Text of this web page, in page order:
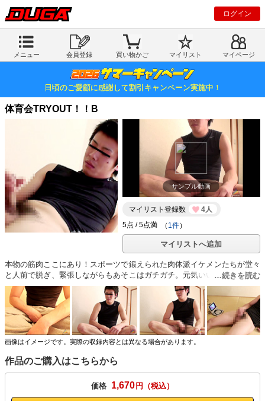
ログイン
メニュー 会員登録 買い物かご マイリスト マイページ
日頃のご愛顧に感謝して割引キャンペーン実施中！
体育会TRYOUT！！B
サンプル動画
マイリスト登録数
4人
（ 1件）
マイリストへ追加
本物の筋肉ここにあり！スポーツで鍛えられた肉体派イケメンたちが堂々
と人前で脱ぎ、緊張しながらもあそこはガチガチ。元気いい体育会の男た
ちが雄々しい力強さで弾ける。 ※本編顔出し
画像はイメージです。実際の収録内容とは異なる場合があります。
作品のご購入はこちらから
価格 1,670円